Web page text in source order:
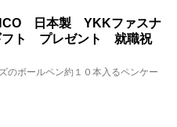
日本製 YKKファスナ
フト プレゼント 就職祝
のボールペン約１０本入るペンケー